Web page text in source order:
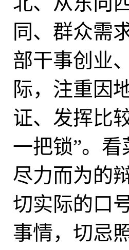
同、群众需
部干事创业
际，注重因
证、发挥比
一把锁”。
尽力而为的
切实际的口
事情，切忌